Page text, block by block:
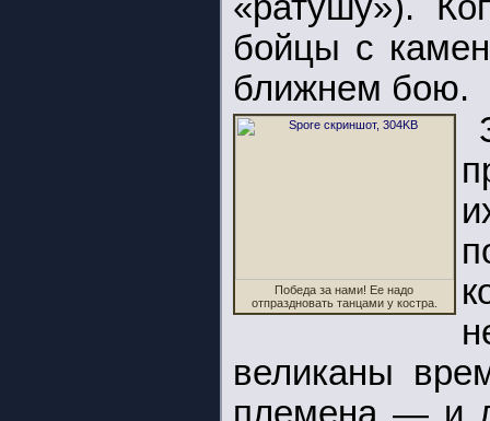
бойцы с
ближнем бою.
Победа за нами! Ее надо
отпраздновать танцами у костра.
великаны